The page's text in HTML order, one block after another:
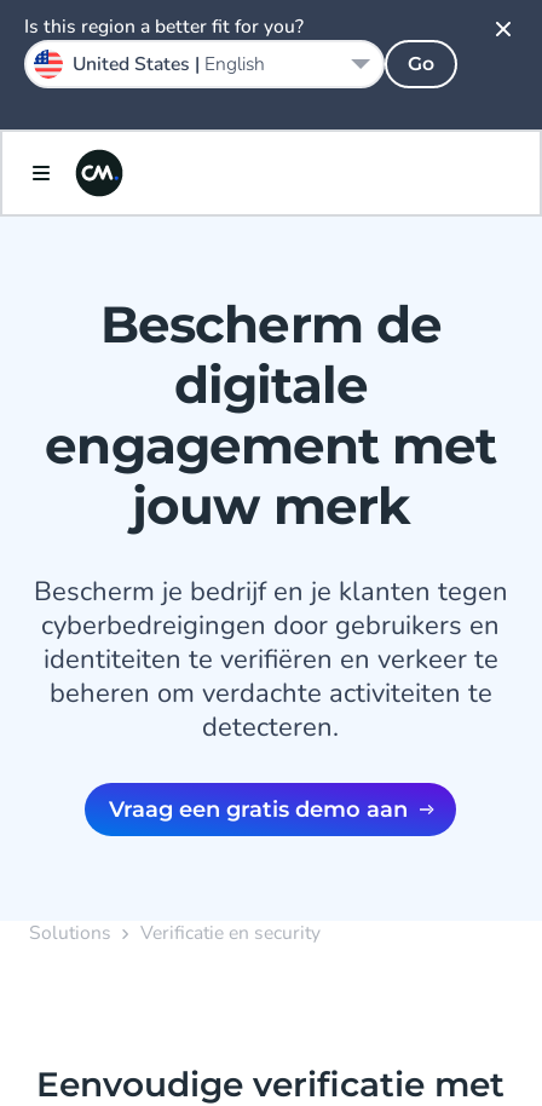
Bescherm de
digitale
engagement met
jouw merk
Bescherm je bedrijf en je klanten tegen
cyberbedreigingen door gebruikers en
identiteiten te verifiëren en verkeer te
beheren om verdachte activiteiten te
detecteren.
Vraag een gratis demo aan
Solutions Verificatie en security
Eenvoudige verificatie met
Is this region a better fit for you?
United States | English Go